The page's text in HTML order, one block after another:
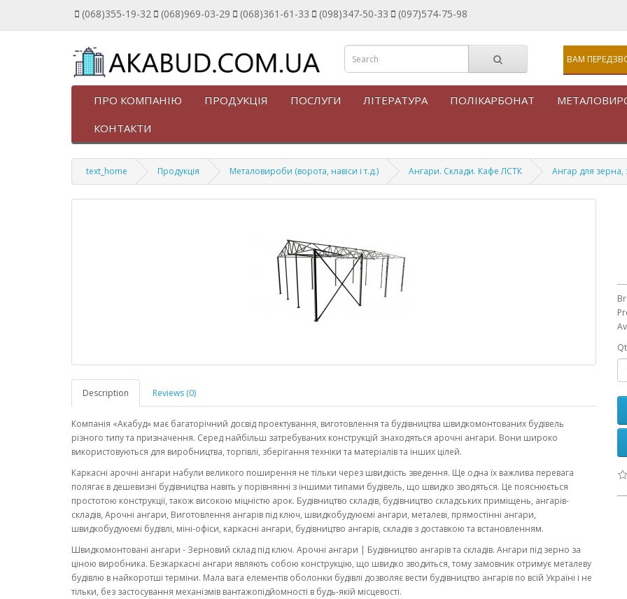
(068)355-19-32 (068)969-03-29 (068)361-61-33 (098)347-50-33 (097)574-75-98
ВАМ
ПРО КОМПАНІЮ ПРОДУКЦІЯ ПОСЛУГИ ЛІТЕРАТУРА ПОЛІКАРБОНАТ
КОНТАКТИ
text_home Продукція Металовироби (ворота, навіси і т.д.) Ангари. Склади. Кафе ЛСТК Ангар для
Description Reviews (0)
Компанія «Акабуд» має багаторічний досвід проектування, виготовлення та будівництва швидкомонтованих будівель
різного типу та призначення. Серед найбільш затребуваних конструкцій знаходяться арочні ангари. Вони широко
використовуються для виробництва, торгівлі, зберігання техніки та матеріалів та інших цілей.
Каркасні арочні ангари набули великого поширення не тільки через швидкість зведення. Ще одна їх важлива перевага
полягає в дешевизні будівництва навіть у порівнянні з іншими типами будівель, що швидко зводяться. Це пояснюється
простотою конструкції, також високою міцністю арок. Будівництво складів, будівництво складських приміщень, ангарів-
складів, Арочні ангари, Виготовлення ангарів під ключ, швидкобудуюємі ангари, металеві, прямостінні ангари,
швидкобудуюємі будівлі, міні-офіси, каркасні ангари, будівництво ангарів, складів з доставкою та встановленням.
Швидкомонтовані ангари - Зерновий склад під ключ. Арочні ангари | Будівництво ангарів та складів. Ангари під зерно за
ціною виробника. Безкаркасні ангари являють собою конструкцію, що швидко зводиться, тому замовник отримує металеву
будівлю в найкоротші терміни. Мала вага елементів оболонки будівлі дозволяє вести будівництво ангарів по всій Україні і не
тільки, без застосування механізмів вантажопідйомності в будь-якій місцевості.